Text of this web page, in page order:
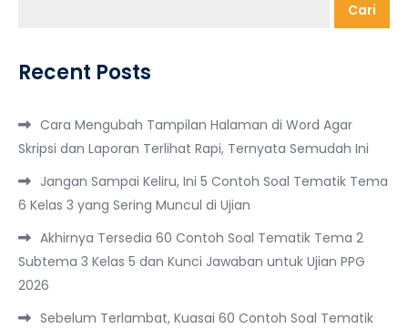
Cari
Recent Posts
Cara Mengubah Tampilan Halaman di Word Agar
Skripsi dan Laporan Terlihat Rapi, Ternyata Semudah Ini
Jangan Sampai Keliru, Ini 5 Contoh Soal Tematik Tema
6 Kelas 3 yang Sering Muncul di Ujian
Akhirnya Tersedia 60 Contoh Soal Tematik Tema 2
Subtema 3 Kelas 5 dan Kunci Jawaban untuk Ujian PPG
2026
Sebelum Terlambat, Kuasai 60 Contoh Soal Tematik